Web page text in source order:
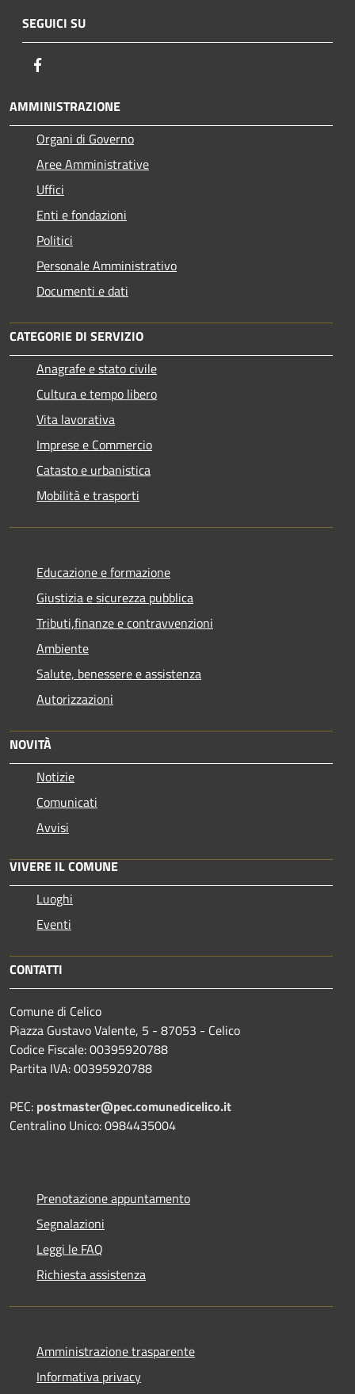
SEGUICI SU
AMMINISTRAZIONE
Organi di Governo
Aree Amministrative
Uffici
Enti e fondazioni
Politici
Personale Amministrativo
Documenti e dati
CATEGORIE DI SERVIZIO
Anagrafe e stato civile
Cultura e tempo libero
Vita lavorativa
Imprese e Commercio
Catasto e urbanistica
Mobilità e trasporti
Educazione e formazione
Giustizia e sicurezza pubblica
Tributi,finanze e contravvenzioni
Ambiente
Salute, benessere e assistenza
Autorizzazioni
NOVITÀ
Notizie
Comunicati
Avvisi
VIVERE IL COMUNE
Luoghi
Eventi
CONTATTI
Comune di Celico
Piazza Gustavo Valente, 5 - 87053 - Celico
Codice Fiscale: 00395920788
Partita IVA: 00395920788
PEC: postmaster@pec.comunedicelico.it
Centralino Unico: 0984435004
Prenotazione appuntamento
Segnalazioni
Leggi le FAQ
Richiesta assistenza
Amministrazione trasparente
Informativa privacy